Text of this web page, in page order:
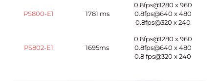
PS800-E1 1781 ms
0.8fps@1280 x 960
0.8fps@640 x 480
0.8fps@320 x 240
PS802-E1 1695ms
0.8fps@1280 x 960
0.8fps@640 x 480
0.8 fps@320 x 240